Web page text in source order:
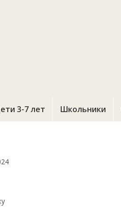
3-7 лет Школьники